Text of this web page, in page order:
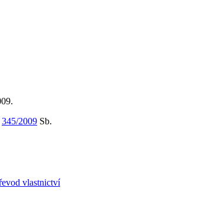
345/2009 Sb.
vlastnictví